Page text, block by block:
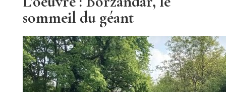
sommeil du géant